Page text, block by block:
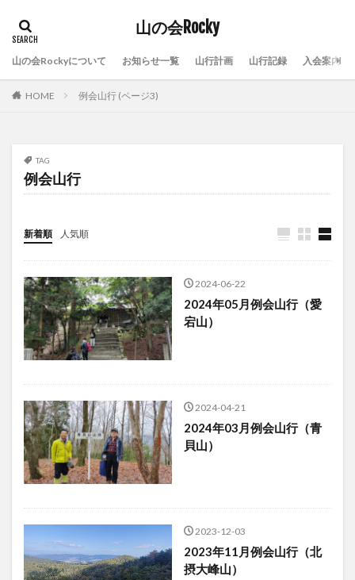
山の会Rocky
山の会Rockyについて お知らせ一覧 山行計画 山行記録 入会案内
HOME 例会山行 (ページ3)
TAG
例会山行
新着順 人気順
2024-06-22
2024年05月例会山行（愛
宕山）
2024-04-21
2024年03月例会山行（青
貝山）
2023-12-03
2023年11月例会山行（北
摂大峰山）